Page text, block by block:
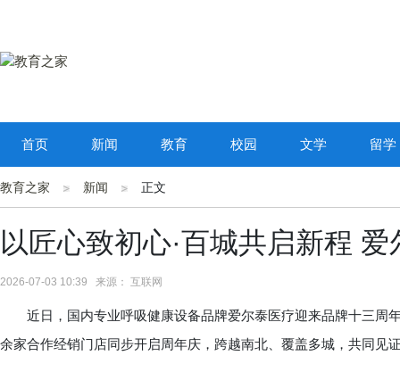
首页 新闻 教育 校园 文学 留学
教育之家 新闻 正文
以匠心致初心·百城共启新程
2026-07-03 10:39 来源： 互联网
近日，国内专业呼吸健康设备品牌爱尔泰医疗迎来品牌十三周
余家合作经销门店同步开启周年庆，跨越南北、覆盖多城，共同见